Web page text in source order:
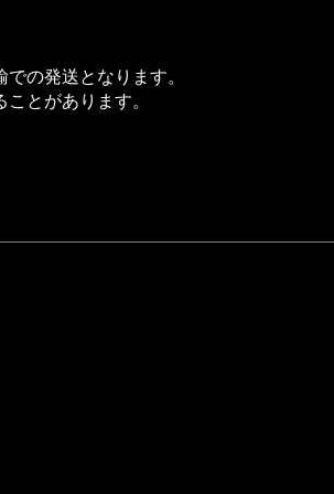
の発送となります。
とがあります。